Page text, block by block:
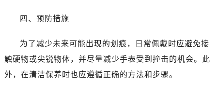
四、预防措施
为了减少未来可能出现的划痕，日常佩戴时应避免接
触硬物或尖锐物体，并尽量减少手表受到撞击的机会。此
外，在清洁保养时也应遵循正确的方法和步骤。